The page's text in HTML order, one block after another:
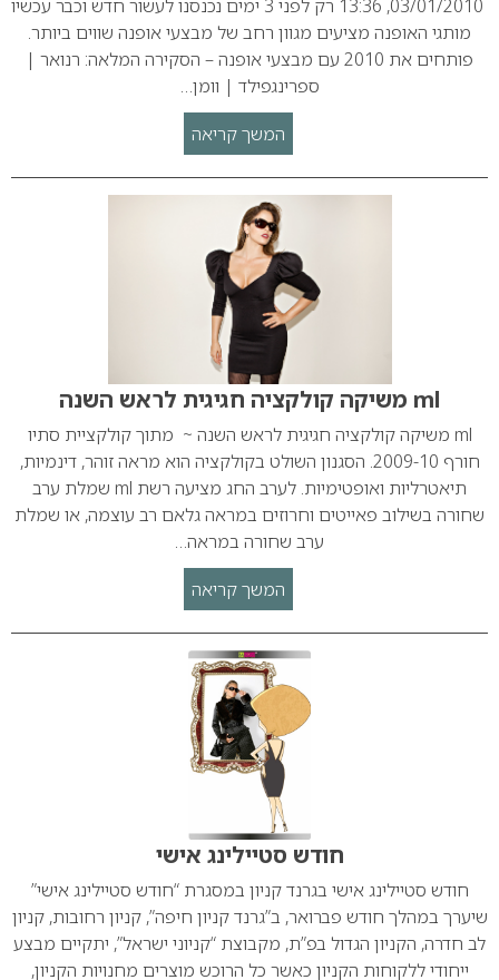
03/01/2010, 13:36 רק לפני 3 ימים נכנסנו לעשור חדש וכבר עכשיו
מותגי האופנה מציעים מגוון רחב של מבצעי אופנה שווים ביותר.
פותחים את 2010 עם מבצעי אופנה – הסקירה המלאה: רנואר |
ספרינגפילד | וומן…
המשך קריאה
ml משיקה קולקציה חגיגית לראש השנה
ml משיקה קולקציה חגיגית לראש השנה ~ מתוך קולקציית סתיו
חורף 2009-10. הסגנון השולט בקולקציה הוא מראה זוהר, דינמיות,
תיאטרליות ואופטימיות. לערב החג מציעה רשת ml שמלת ערב
שחורה בשילוב פאייטים וחרוזים במראה גלאם רב עוצמה, או שמלת
ערב שחורה במראה…
המשך קריאה
חודש סטיילינג אישי
חודש סטיילינג אישי בגרנד קניון במסגרת “חודש סטיילינג אישי”
שיערך במהלך חודש פברואר, ב”גרנד קניון חיפה”, קניון רחובות, קניון
לב חדרה, הקניון הגדול בפ”ת, מקבוצת “קניוני ישראל”, יתקיים מבצע
ייחודי ללקוחות הקניון כאשר כל הרוכש מוצרים מחנויות הקניון,